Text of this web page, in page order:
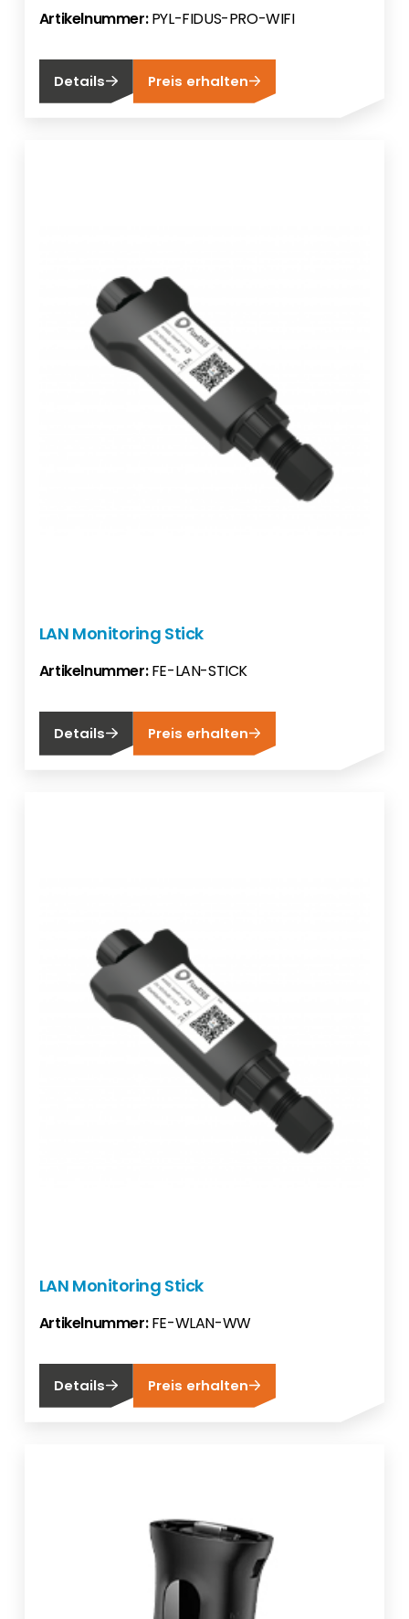
Artikelnummer:PYL-FIDUS-PRO-WIFI
Details Preis erhalten
LAN Monitoring Stick
Artikelnummer:FE-LAN-STICK
Details Preis erhalten
LAN Monitoring Stick
Artikelnummer:FE-WLAN-WW
Details Preis erhalten